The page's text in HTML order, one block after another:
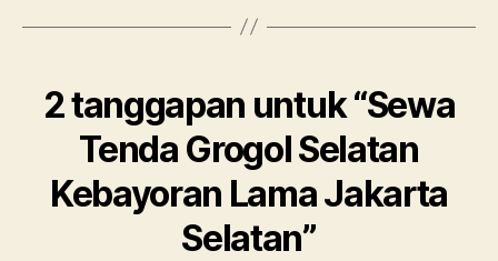
2 tanggapan untuk “Sewa
Tenda Grogol Selatan
Kebayoran Lama Jakarta
Selatan”